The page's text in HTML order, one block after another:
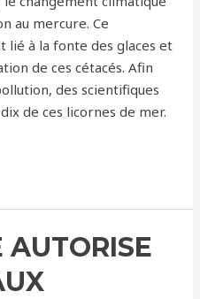
au mercure. Ce
à la fonte des glaces et
de ces cétacés. Afin
des scientifiques
de ces licornes de mer.
AUTORISE